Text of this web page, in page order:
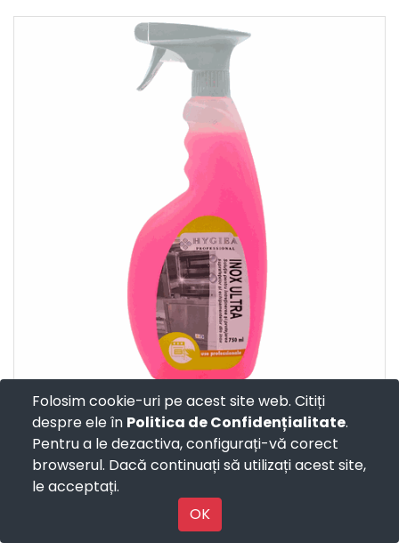
HYGIEA INOX ULTRA 750 ML
Lucidant lichid, pentru protejarea si stralucirea tuturor
suprafetelor din inox si otel. Domeniul de utilizare:
mobila de bucatarie din inox, usi de frigider, masini de
spalat vase, balustrade din inox, rafturi.
Folosim cookie-uri pe acest site web. Citiți
despre ele în Politica de Confidențialitate.
Pentru a le dezactiva, configurați-vă corect
browserul. Dacă continuați să utilizați acest site,
le acceptați.
OK